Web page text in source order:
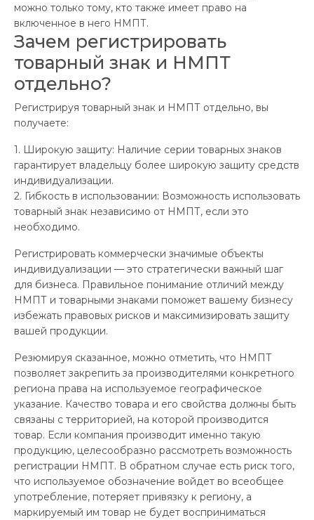
можно только тому, кто также имеет право на
включенное в него НМПТ.
Зачем регистрировать
товарный знак и НМПТ
отдельно?
Регистрируя товарный знак и НМПТ отдельно, вы
получаете:
1. Широкую защиту: Наличие серии товарных знаков
гарантирует владельцу более широкую защиту средств
индивидуализации.
2. Гибкость в использовании: Возможность использовать
товарный знак независимо от НМПТ, если это
необходимо.
Регистрировать коммерчески значимые объекты
индивидуализации — это стратегически важный шаг
для бизнеса. Правильное понимание отличий между
НМПТ и товарными знаками поможет вашему бизнесу
избежать правовых рисков и максимизировать защиту
вашей продукции.
Резюмируя сказанное, можно отметить, что НМПТ
позволяет закрепить за производителями конкретного
региона права на используемое географическое
указание. Качество товара и его свойства должны быть
связаны с территорией, на которой производится
товар. Если компания производит именно такую
продукцию, целесообразно рассмотреть возможность
регистрации НМПТ. В обратном случае есть риск того,
что используемое обозначение войдет во всеобщее
употребление, потеряет привязку к региону, а
маркируемый им товар не будет ­восприниматься